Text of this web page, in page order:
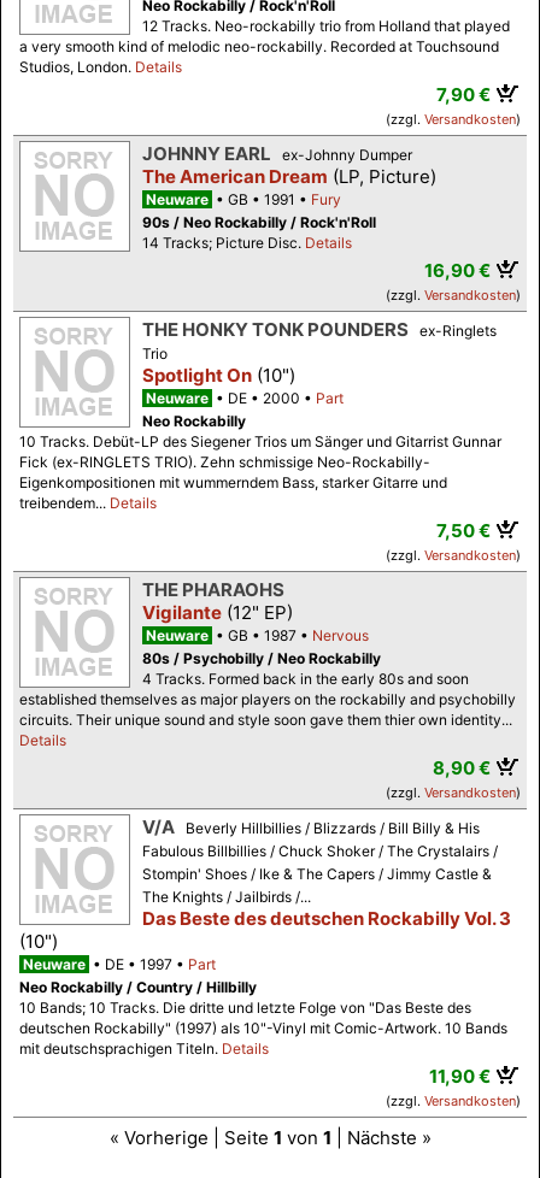
Neo Rockabilly / Rock'n'Roll
12 Tracks. Neo-rockabilly trio from Holland that played
a very smooth kind of melodic neo-rockabilly. Recorded at Touchsound
Studios, London. Details
7,90 €
(zzgl. Versandkosten)
JOHNNY EARL ex-Johnny Dumper
The American Dream (LP, Picture)
Neuware GB 1991
Fury
90s / Neo Rockabilly / Rock'n'Roll
14 Tracks; Picture Disc. Details
16,90 €
(zzgl. Versandkosten)
THE HONKY TONK POUNDERS ex-Ringlets
Trio
Spotlight On (10")
Neuware DE 2000
Part
Neo Rockabilly
10 Tracks. Debüt-LP des Siegener Trios um Sänger und Gitarrist Gunnar
Fick (ex-RINGLETS TRIO). Zehn schmissige Neo-Rockabilly-
Eigenkompositionen mit wummerndem Bass, starker Gitarre und
treibendem... Details
7,50 €
(zzgl. Versandkosten)
THE PHARAOHS
Vigilante (12" EP)
Neuware GB 1987
Nervous
80s / Psychobilly / Neo Rockabilly
4 Tracks. Formed back in the early 80s and soon
established themselves as major players on the rockabilly and psychobilly
circuits. Their unique sound and style soon gave them thier own identity...
Details
8,90 €
(zzgl. Versandkosten)
V/A
Beverly Hillbillies / Blizzards / Bill Billy & His
Fabulous Billbillies / Chuck Shoker / The Crystalairs /
Stompin' Shoes / Ike & The Capers / Jimmy Castle &
The Knights / Jailbirds /...
Das Beste des deutschen Rockabilly Vol. 3
(10")
Neuware DE 1997
Part
Neo Rockabilly / Country / Hillbilly
10 Bands; 10 Tracks. Die dritte und letzte Folge von "Das Beste des
deutschen Rockabilly" (1997) als 10"-Vinyl mit Comic-Artwork. 10 Bands
mit deutschsprachigen Titeln. Details
11,90 €
(zzgl. Versandkosten)
« Vorherige | Seite 1 von 1 | Nächste »